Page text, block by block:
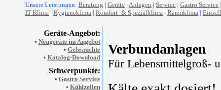
Unsere Leistungen: Beratung | Geräte | Anlagen | Service | Gastro Service
IT-Klima | Hygieneklima | Komfort- & Spezialklima | Raumklima |
Geräte-Angebot:
• Neugeräte im Angebot
• Gebrauchte
• Katalog-Download
Schwerpunkte:
• Gastro Service
• Kühlzellen
Verbundanlagen
Für Lebensmittelgroß-